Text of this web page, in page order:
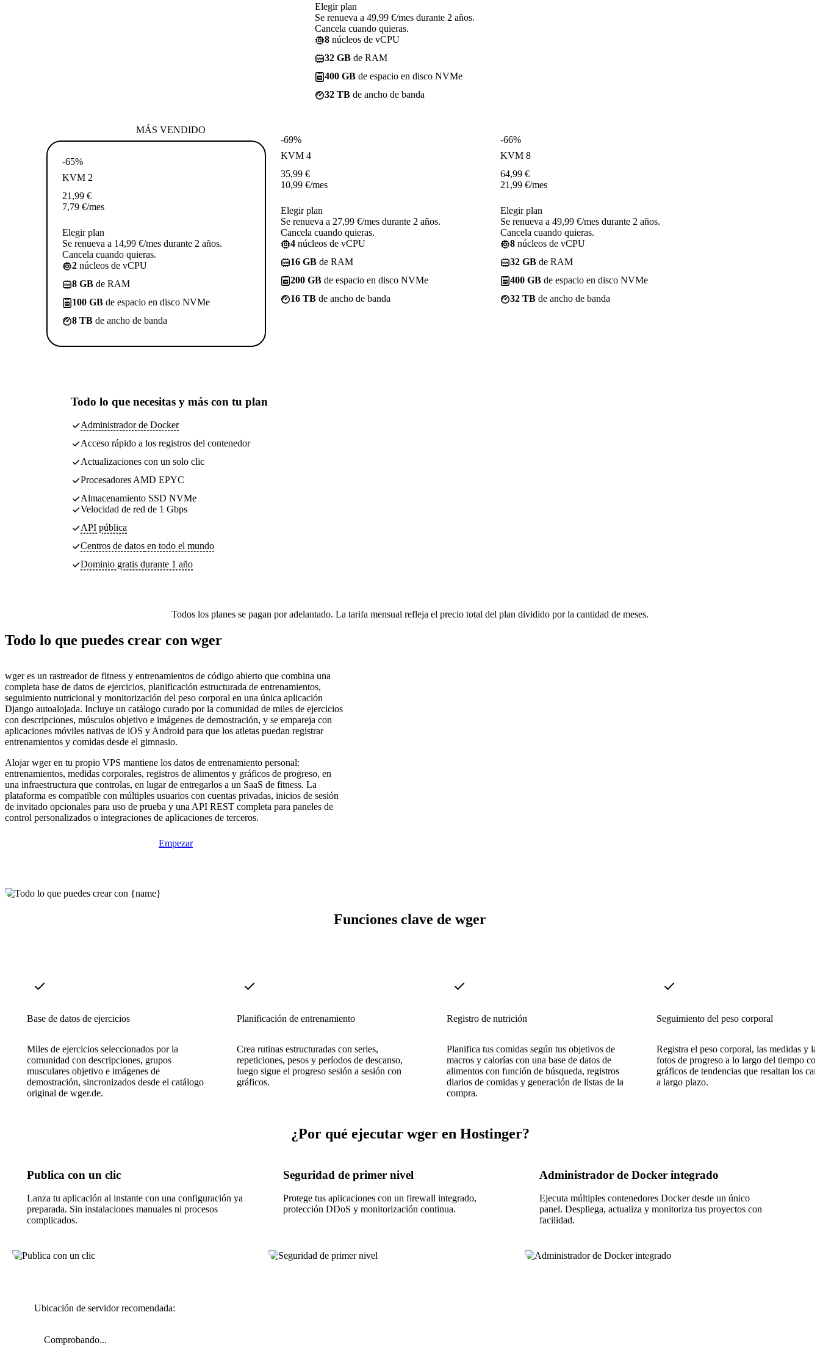
Elegir plan
Se renueva a 49,99 €/mes durante 2 años.
Cancela cuando quieras.
8 núcleos de vCPU
32 GB de RAM
400 GB de espacio en disco NVMe
32 TB de ancho de banda
MÁS VENDIDO
-65%
KVM 2
21,99 €
7,79 €/mes
Elegir plan
Se renueva a 14,99 €/mes durante 2 años.
Cancela cuando quieras.
2 núcleos de vCPU
8 GB de RAM
100 GB de espacio en disco NVMe
8 TB de ancho de banda
-69%
KVM 4
35,99 €
10,99 €/mes
Elegir plan
Se renueva a 27,99 €/mes durante 2 años.
Cancela cuando quieras.
4 núcleos de vCPU
16 GB de RAM
200 GB de espacio en disco NVMe
16 TB de ancho de banda
-66%
KVM 8
64,99 €
21,99 €/mes
Elegir plan
Se renueva a 49,99 €/mes durante 2 años.
Cancela cuando quieras.
8 núcleos de vCPU
32 GB de RAM
400 GB de espacio en disco NVMe
32 TB de ancho de banda
Todo lo que necesitas y más con tu plan
Administrador de Docker
Acceso rápido a los registros del contenedor
Actualizaciones con un solo clic
Procesadores AMD EPYC
Almacenamiento SSD NVMe
Velocidad de red de 1 Gbps
API pública
Centros de datos en todo el mundo
Dominio gratis durante 1 año
Todos los planes se pagan por adelantado. La tarifa mensual refleja el precio total del plan dividido por la cantidad de meses.
Todo lo que puedes crear con wger
wger es un rastreador de fitness y entrenamientos de código abierto que combina una
completa base de datos de ejercicios, planificación estructurada de entrenamientos,
seguimiento nutricional y monitorización del peso corporal en una única aplicación
Django autoalojada. Incluye un catálogo curado por la comunidad de miles de ejercicios
con descripciones, músculos objetivo e imágenes de demostración, y se empareja con
aplicaciones móviles nativas de iOS y Android para que los atletas puedan registrar
entrenamientos y comidas desde el gimnasio.
Alojar wger en tu propio VPS mantiene los datos de entrenamiento personal:
entrenamientos, medidas corporales, registros de alimentos y gráficos de progreso, en
una infraestructura que controlas, en lugar de entregarlos a un SaaS de fitness. La
plataforma es compatible con múltiples usuarios con cuentas privadas, inicios de sesión
de invitado opcionales para uso de prueba y una API REST completa para paneles de
control personalizados o integraciones de aplicaciones de terceros.
Empezar
Funciones clave de wger
Base de datos de ejercicios
Miles de ejercicios seleccionados por la
comunidad con descripciones, grupos
musculares objetivo e imágenes de
demostración, sincronizados desde el catálogo
original de wger.de.
Planificación de entrenamiento
Crea rutinas estructuradas con series,
repeticiones, pesos y períodos de descanso,
luego sigue el progreso sesión a sesión con
gráficos.
Registro de nutrición
Planifica tus comidas según tus objetivos de
macros y calorías con una base de datos de
alimentos con función de búsqueda, registros
diarios de comidas y generación de listas de la
compra.
Seguimiento del peso corporal
Registra el peso corporal, las medidas y
fotos de progreso a lo largo del tiempo con
gráficos de tendencias que resaltan los
a largo plazo.
¿Por qué ejecutar wger en Hostinger?
Publica con un clic
Lanza tu aplicación al instante con una configuración ya
preparada. Sin instalaciones manuales ni procesos
complicados.
Seguridad de primer nivel
Protege tus aplicaciones con un firewall integrado,
protección DDoS y monitorización continua.
Administrador de Docker integrado
Ejecuta múltiples contenedores Docker desde un único
panel. Despliega, actualiza y monitoriza tus proyectos con
facilidad.
Ubicación de servidor recomendada:
Comprobando...